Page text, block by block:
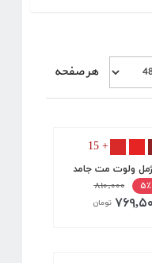
هر صفحه
+ 15
ولوت مت جامد
۵٪
۸۱۰,۰۰۰
تومان